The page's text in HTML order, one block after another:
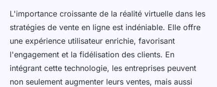
L'importance croissante de la réalité virtuelle dans les
stratégies de vente en ligne est indéniable. Elle offre
une expérience utilisateur enrichie, favorisant
l'engagement et la fidélisation des clients. En
intégrant cette technologie, les entreprises peuvent
non seulement augmenter leurs ventes, mais aussi